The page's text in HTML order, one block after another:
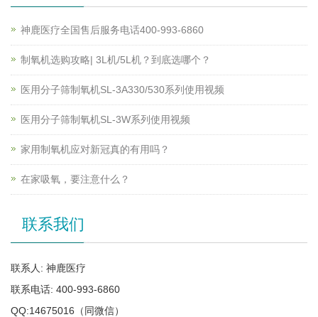
神鹿医疗全国售后服务电话400-993-6860
制氧机选购攻略| 3L机/5L机？到底选哪个？
医用分子筛制氧机SL-3A330/530系列使用视频
医用分子筛制氧机SL-3W系列使用视频
家用制氧机应对新冠真的有用吗？
在家吸氧，要注意什么？
联系我们
联系人: 神鹿医疗
联系电话: 400-993-6860
QQ:14675016（同微信）